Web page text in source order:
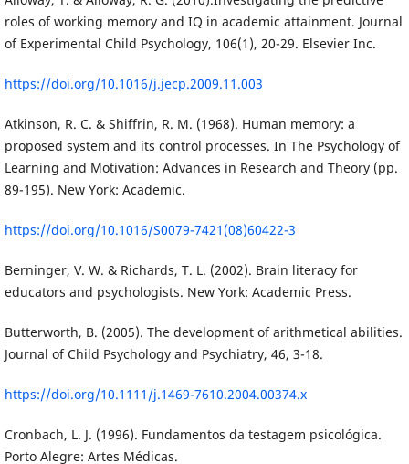
roles of working memory and IQ in academic attainment. Journal
of Experimental Child Psychology, 106(1), 20-29. Elsevier Inc.
https://doi.org/10.1016/j.jecp.2009.11.003
Atkinson, R. C. & Shiffrin, R. M. (1968). Human memory: a
proposed system and its control processes. In The Psychology of
Learning and Motivation: Advances in Research and Theory (pp.
89-195). New York: Academic.
https://doi.org/10.1016/S0079-7421(08)60422-3
Berninger, V. W. & Richards, T. L. (2002). Brain literacy for
educators and psychologists. New York: Academic Press.
Butterworth, B. (2005). The development of arithmetical abilities.
Journal of Child Psychology and Psychiatry, 46, 3-18.
https://doi.org/10.1111/j.1469-7610.2004.00374.x
Cronbach, L. J. (1996). Fundamentos da testagem psicológica.
Porto Alegre: Artes Médicas.